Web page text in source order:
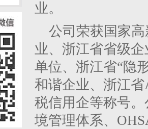
业。
公司荣获国家
业、浙江省省级
单位、浙江省“隐
和谐企业、浙江省
税信用企等称号
境管理体系、